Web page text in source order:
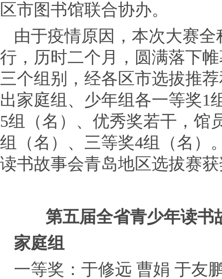
区市图书馆联合协办。
由于疫情原因，本次大赛
行，历时二个月，圆满落下
三个组别，经各区市选拔推
出家庭组、少年组各一等奖1
5组（名）、优秀奖若干，馆
组（名）、三等奖4组（名）
读书故事会青岛地区选拔赛
第五届全省青少年读书
家庭组
一等奖：于修远 曹娟 于友